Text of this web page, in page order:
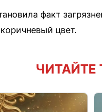
факт
цвет.
ЧИТАЙТЕ